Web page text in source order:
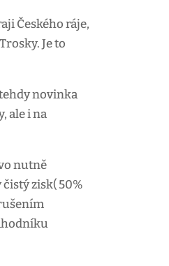
Českého ráje,
Je to
novinka
ale i na
nutně
zisk( 50%